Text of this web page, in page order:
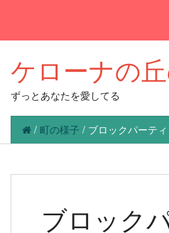
ケローナの
ずっとあなたを愛してる
/ 町の様子 / ブロックパーティ
ブロック